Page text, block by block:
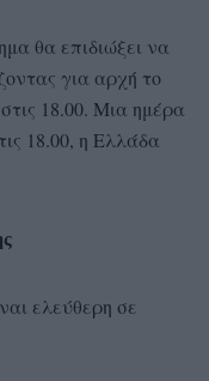
θα επιδιώξει να
για αρχή το
18.00. Μια ημέρα
18.00, η Ελλάδα
ελεύθερη σε